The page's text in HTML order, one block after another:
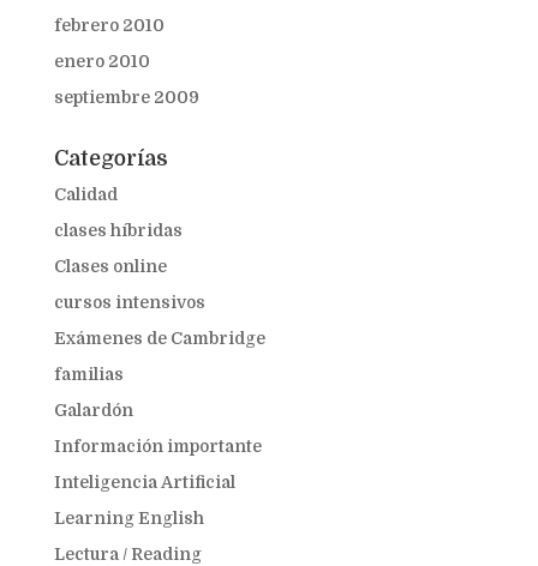
febrero 2010
enero 2010
septiembre 2009
Categorías
Calidad
clases híbridas
Clases online
cursos intensivos
Exámenes de Cambridge
familias
Galardón
Información importante
Inteligencia Artificial
Learning English
Lectura / Reading